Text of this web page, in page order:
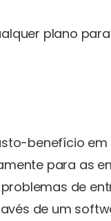
plano
benefício
para as
de
de um